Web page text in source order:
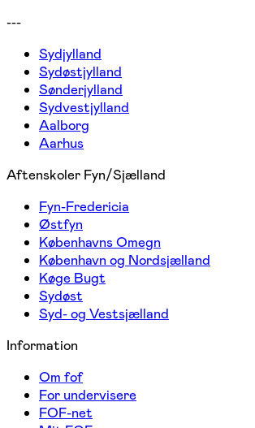
---
Sydjylland
Sydøstjylland
Sønderjylland
Sydvestjylland
Aalborg
Aarhus
Aftenskoler Fyn/Sjælland
Fyn-Fredericia
Østfyn
Københavns Omegn
København og Nordsjælland
Køge Bugt
Sydøst
Syd- og Vestsjælland
Information
Om fof
For undervisere
FOF-net